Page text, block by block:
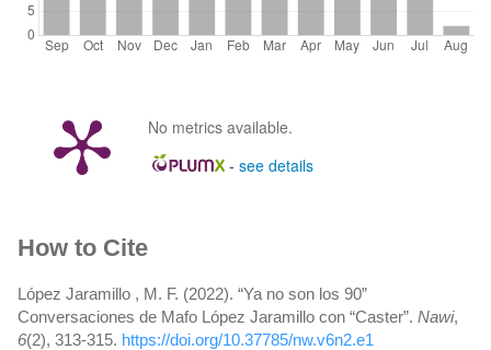
No metrics available.
- see details
Article
Details
How to Cite
López Jaramillo , M. F. (2022). “Ya no son los 90”
Conversaciones de Mafo López Jaramillo con “Caster”. Nawi,
6(2), 313-315. https://doi.org/10.37785/nw.v6n2.e1